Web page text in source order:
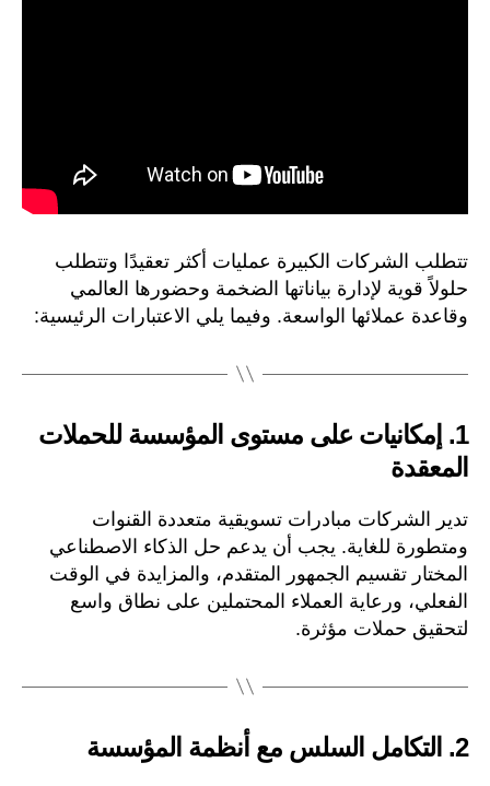
تتطلب الشركات الكبيرة عمليات أكثر تعقيدًا وتتطلب
حلولاً قوية لإدارة بياناتها الضخمة وحضورها العالمي
وقاعدة عملائها الواسعة. وفيما يلي الاعتبارات الرئيسية:
1.
إمكانيات على مستوى المؤسسة للحملات
المعقدة
تدير الشركات مبادرات تسويقية متعددة القنوات
ومتطورة للغاية. يجب أن يدعم حل الذكاء الاصطناعي
المختار تقسيم الجمهور المتقدم، والمزايدة في الوقت
الفعلي، ورعاية العملاء المحتملين على نطاق واسع
لتحقيق حملات مؤثرة.
2. التكامل السلس مع أنظمة المؤسسة